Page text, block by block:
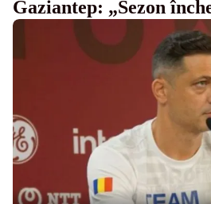
Gaziantep: „Sezon